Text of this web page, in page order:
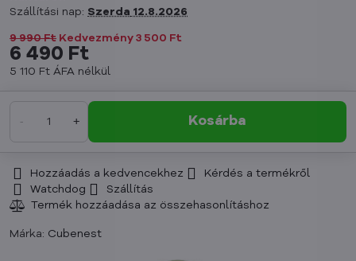
Szállítási nap: Szerda 12.8.2026
9 990 Ft Kedvezmény 3 500 Ft
6 490 Ft
5 110 Ft ÁFA nélkül
Kosárba
Hozzáadás a kedvencekhez
Kérdés a termékről
Watchdog
Szállítás
Márka: Cubenest